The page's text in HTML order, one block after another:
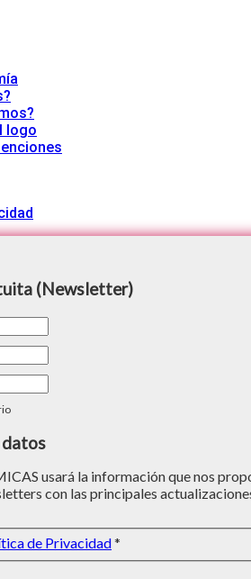
logo
(Newsletter)
usará la información que nos
con las principales
de Privacidad*